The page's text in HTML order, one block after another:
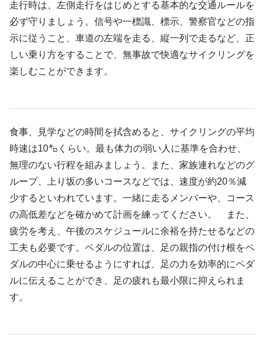
走行時は、左側走行をはじめとする基本的な交通ルールを
必ず守りましょう。信号や一標識、標示、警察官などの指
示に従うこと、車道の左端を走る、縦一列で走るなど、正
しい乗り方をすることで、無事故で快適なサイクリングを
楽しむことができます。
食事、見学などの時間を拭含めると、サイクリングの平均
時速は10㌔くらい。最も体力の弱い人に基準を合わせ、
無理のない行程を組みましょう。また、家族連れなどのグ
ループ、上り坂の多いコースなどでは、速度が約20％減
少するといわれています。一緒に走るメンバーや、コース
の高低差などを確かめて計画を練ってください。 また、
疲労を考え、午後のスケジュールに余裕を持たせるなどの
工夫も必要です。ペダルの位置は、足の親指の付け根をペ
ダルの中心に乗せるようにすれば、足の力を効率的にペダ
ルに伝えることができ、足の疲れも最小限に抑えられま
す。